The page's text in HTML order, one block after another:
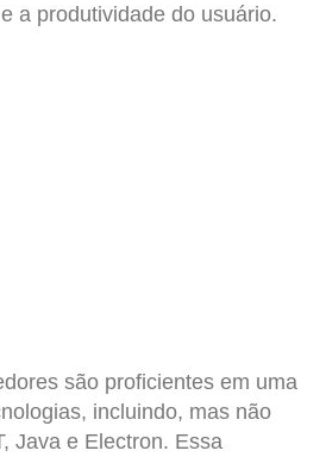
a produtividade do usuário.
são proficientes em uma
incluindo, mas não
Java e Electron. Essa